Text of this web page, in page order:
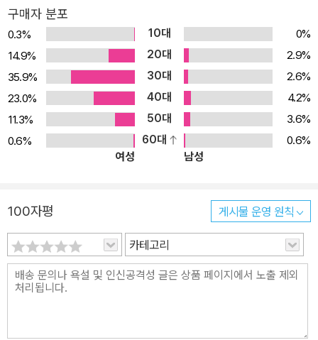
조언한다. 인간은 우리 자신과 반려동물을 비롯한 많은 동물을 서서
히 쇠퇴시키고 있지만 반면 우리의 작은 선택이 지구의 회복을 도울
수 있다고, 과학적인 지식을 바탕으로 무장했지만 이해하기 쉬운 말
로 알려준다. 개정판을 통해 저자는 독자들의 사랑스러운 반려동물은
물론 모든 생명이 가장 건강하고 행복하게 사는 방법을 제시하고 있
다. 개, 고양이만이 아니라 지구와 모든 동물과의 공존도 고려하는 좋
은 삶으로 반려인을 초대하는 종합 안내서 같은 책이다. 육식을 줄인
건강하고 인도적인 개·고양이 영양학의 모든 것 개·고양이의 건강과
반려동물 건강과 삶의 질에 관한 생각을 전환하기를 요구한다. 가장
자연적인 방법으로 반려동물을 먹이고 키우는 것이 가장 건강하게 키
우는 방법이지만 과연 무엇인 ‘자연적’인가에 대해 다시 묻고 해답을
제시한다. 상업용 사료가 아닌 직접 만드는 자연식 식단, 독소 가득한
구매자 분포
0.3% 10대
0%
14.9%
20대
2.9%
35.9%
30대
2.6%
23.0%
40대
4.2%
11.3%
50대
3.6%
0.6%
60대
0.6%
여성
남성
100자평 게시물 운영 원칙
카테고리